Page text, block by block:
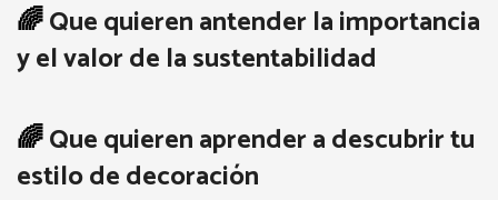
🌈Que quieren antender la importancia
y el valor de la sustentabilidad
🌈Que quieren aprender a descubrir tu
estilo de decoración